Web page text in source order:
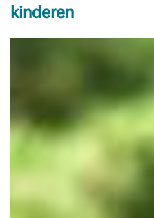
kinderen